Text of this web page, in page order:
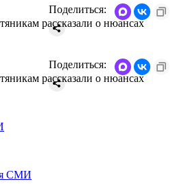
рассказали о нюансах
Поделиться:
рассказали о нюансах
Поделиться:
СМИ